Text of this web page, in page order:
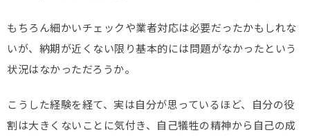
もちろん細かいチェックや業者対応は必要だったかもしれな
いが、納期が近くない限り基本的には問題がなかったという
状況はなかっただろうか。
こうした経験を経て、実は自分が思っているほど、自分の役
割は大きくないことに気付き、自己犠牲の精神から自己の成